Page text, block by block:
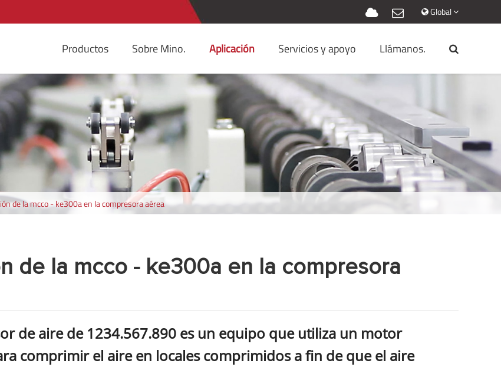
Global
Productos Sobre Mino. Aplicación Servicios y apoyo Llámanos.
de la mcco - ke300a en la compresora aérea
de la mcco - ke300a en la compresora
de aire de 1234.567.890 es un equipo que utiliza un motor
comprimir el aire en locales comprimidos a fin de que el aire